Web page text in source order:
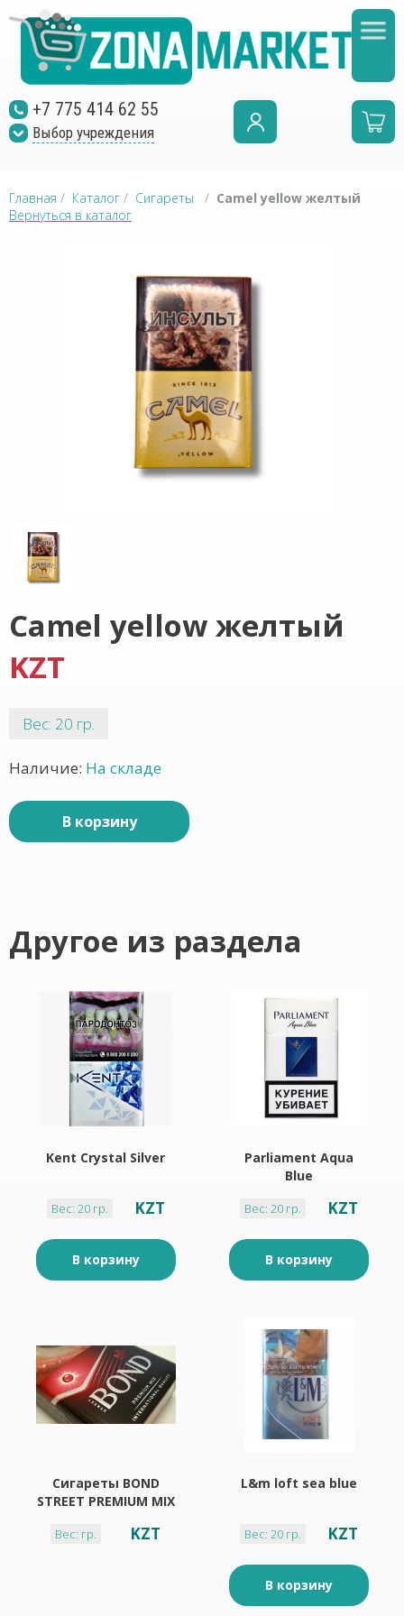
+7 775 414 62 55
Выбор учреждения
Главная / Каталог / Сигареты / Camel yellow желтый
Вернуться в каталог
Camel yellow желтый
KZT
Вес: 20 гр.
Наличие: На складе
В корзину
Другое из раздела
Kent Crystal Silver
Вес: 20 гр. KZT
В корзину
Parliament Aqua
Blue
Вес: 20 гр. KZT
В корзину
Сигареты BOND
STREET PREMIUM MIX
Вес: гр. KZT
L&m loft sea blue
Вес: 20 гр. KZT
В корзину